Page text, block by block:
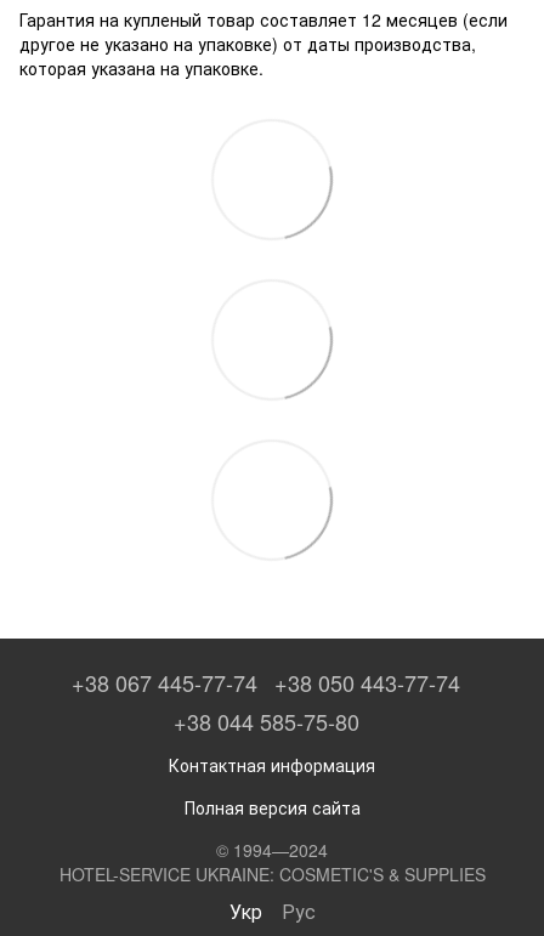
Гарантия на купленый товар составляет 12 месяцев (если
другое не указано на упаковке) от даты производства,
которая указана на упаковке.
+38 067 445-77-74 +38 050 443-77-74
+38 044 585-75-80
Контактная информация
Полная версия сайта
© 1994—2024
HOTEL-SERVICE UKRAINE: COSMETIC'S & SUPPLIES
Укр Рус